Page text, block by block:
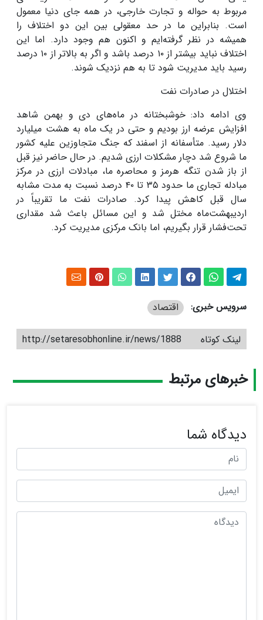
مربوط به حواله و تجارت خارجی، در همه جای دنیا معمول
است. بنابراین ما در حد معقولی بین این دو اختلاف را
همیشه در نظر گرفته‌ایم و اکنون هم وجود دارد. اما این
اختلاف نباید بیشتر از۱۰ درصد باشد و اگر به بالاتر از ۱۰ درصد
رسید باید مدیریت شود تا به هم نزدیک شوند.
اختلال در صادرات نفت
وی ادامه داد: خوشبختانه در ماه‌های دی و بهمن شاهد
افزایش عرضه ارز بودیم و حتی در یک ماه به هشت میلیارد
دلار رسید. متأسفانه از اسفند که جنگ متجاوزین علیه کشور
ما شروع شد دچار مشکلات ارزی شدیم. در حال حاضر نیز قبل
از باز شدن تنگه هرمز و محاصره ما، مبادلات ارزی در مرکز
مبادله تجاری ما حدود ۳۵ تا۴۰ درصد نسبت به مدت مشابه
سال قبل کاهش پیدا کرد. صادرات نفت ما تقریباً در
اردیبهشت‌ماه مختل شد و این مسائل باعث شد مقداری
تحت‌فشار قرار بگیریم، اما بانک مرکزی مدیریت کرد.
سرویس خبری: اقتصاد
لینک کوتاه http://setaresobhonline.ir/news/1888
خبرهای مرتبط
دیدگاه شما